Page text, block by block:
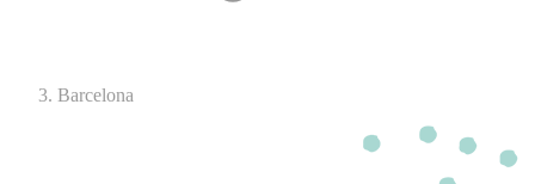
Barcelona